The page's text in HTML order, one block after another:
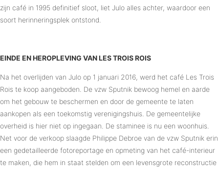
zijn café in 1995 definitief sloot, liet Julo alles achter, waardoor een
soort herinneringsplek ontstond.
EINDE EN HEROPLEVING VAN LES TROIS ROIS
Na het overlijden van Julo op 1 januari 2016, werd het café Les Trois
Rois te koop aangeboden. De vzw Sputnik bewoog hemel en aarde
om het gebouw te beschermen en door de gemeente te laten
aankopen als een toekomstig verenigingshuis. De gemeentelijke
overheid is hier niet op ingegaan. De staminee is nu een woonhuis.
Net voor de verkoop slaagde Philippe Debroe van de vzw Sputnik erin
een gedetailleerde fotoreportage en opmeting van het café-interieur
te maken, die hem in staat stelden om een levensgrote reconstructie